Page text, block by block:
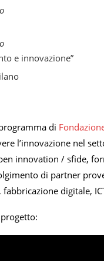
e innovazione”
di
l’innovazione nel
innovation / sfide,
di partner
digitale,